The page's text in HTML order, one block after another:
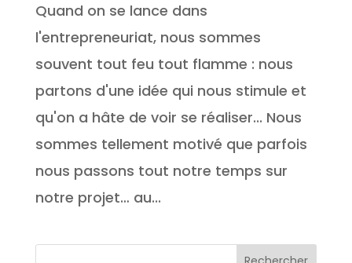
Quand on se lance dans
l'entrepreneuriat, nous sommes
souvent tout feu tout flamme : nous
partons d'une idée qui nous stimule et
qu'on a hâte de voir se réaliser... Nous
sommes tellement motivé que parfois
nous passons tout notre temps sur
notre projet… au...